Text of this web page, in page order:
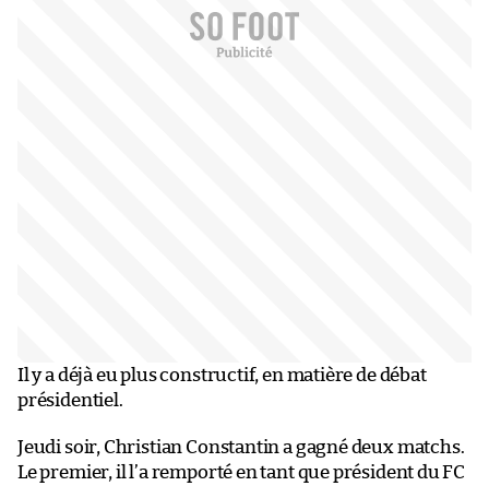
Il y a déjà eu plus constructif, en matière de débat
présidentiel.
Jeudi soir, Christian Constantin a gagné deux matchs.
Le premier, il l’a remporté en tant que président du FC